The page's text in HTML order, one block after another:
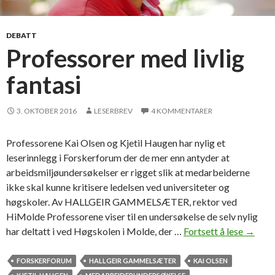
a
u
g
e
a
l
DEBATT
Professorer med livlig
fantasi
3. OKTOBER 2016 LESERBREV 4 KOMMENTARER
Professorene Kai Olsen og Kjetil Haugen har nylig et
leserinnlegg i Forskerforum der de mer enn antyder at
arbeidsmiljøundersøkelser er rigget slik at medarbeiderne
ikke skal kunne kritisere ledelsen ved universiteter og
høgskoler. Av HALLGEIR GAMMELSÆTER, rektor ved
HiMolde Professorene viser til en undersøkelse de selv nylig
har deltatt i ved Høgskolen i Molde, der … Fortsett å lese P
→
FORSKERFORUM HALLGEIR GAMMELSÆTER
KAI OLSEN